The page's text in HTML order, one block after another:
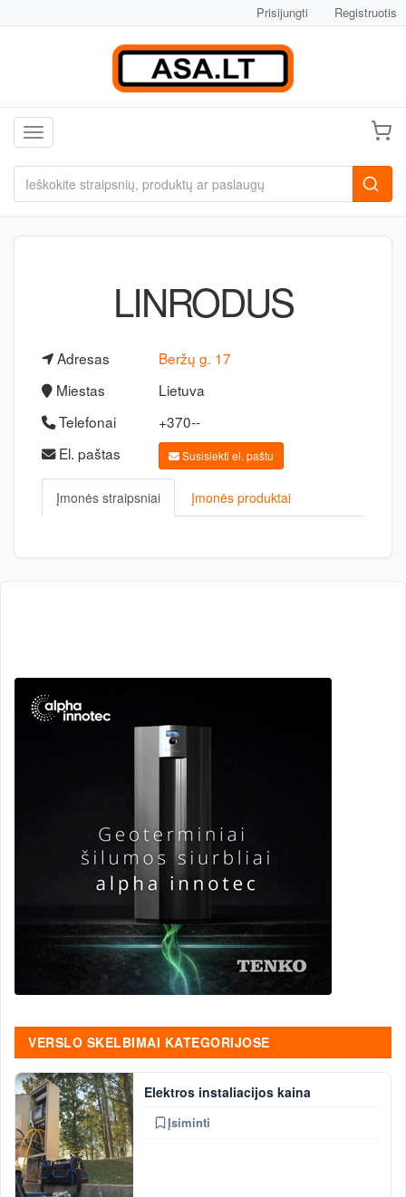
Prisijungti Registruotis
Toggle navigation
LINRODUS
Adresas
Beržų g. 17
Miestas
Lietuva
Telefonai
+370--
El. paštas
Susisiekti el. paštu
Įmonės straipsniai Įmonės produktai
VERSLO SKELBIMAI KATEGORIJOSE
Elektros instaliacijos kaina
Įsiminti